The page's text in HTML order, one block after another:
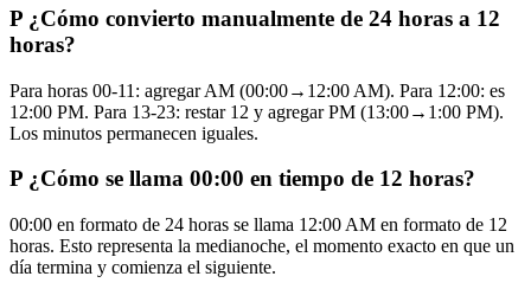
P ¿Cómo convierto manualmente de 24 horas a 12
horas?
Para horas 00-11: agregar AM (00:00→12:00 AM). Para 12:00: es
12:00 PM. Para 13-23: restar 12 y agregar PM (13:00→1:00 PM).
Los minutos permanecen iguales.
P ¿Cómo se llama 00:00 en tiempo de 12 horas?
00:00 en formato de 24 horas se llama 12:00 AM en formato de 12
horas. Esto representa la medianoche, el momento exacto en que un
día termina y comienza el siguiente.